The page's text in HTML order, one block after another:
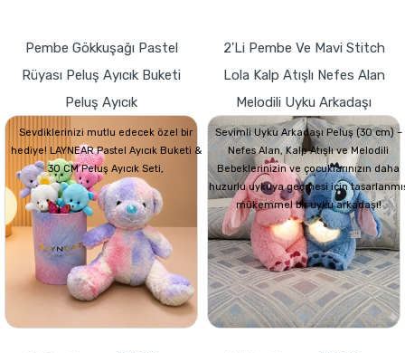
Pembe Gökkuşağı Pastel
Rüyası Peluş Ayıcık Buketi
Peluş Ayıcık
Sevdiklerinizi mutlu edecek özel bir
hediye! LAYNEAR Pastel Ayıcık Buketi &
30 CM Peluş Ayıcık Seti,
2'li Pembe Ve Mavi Stitch
Lola Kalp Atışlı Nefes Alan
Melodili Uyku Arkadaşı
Sevimli Uyku Arkadaşı Peluş (30 cm) –
Nefes Alan, Kalp Atışlı ve Melodili
Bebeklerinizin ve çocuklarınızın daha
huzurlu uykuya geçmesi için
mükemmel bir uyku arkadaşı!